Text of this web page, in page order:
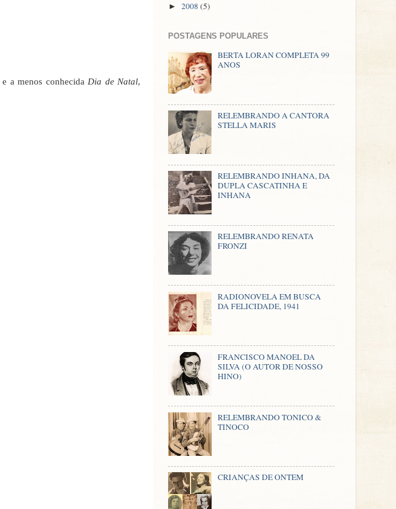
e a menos conhecida Dia de Natal,
► 2008 (5)
POSTAGENS POPULARES
BERTA LORAN COMPLETA 99
ANOS
RELEMBRANDO A CANTORA
STELLA MARIS
RELEMBRANDO INHANA, DA
DUPLA CASCATINHA E
INHANA
RELEMBRANDO RENATA
FRONZI
RADIONOVELA EM BUSCA
DA FELICIDADE, 1941
FRANCISCO MANOEL DA
SILVA (O AUTOR DE NOSSO
HINO)
RELEMBRANDO TONICO &
TINOCO
CRIANÇAS DE ONTEM